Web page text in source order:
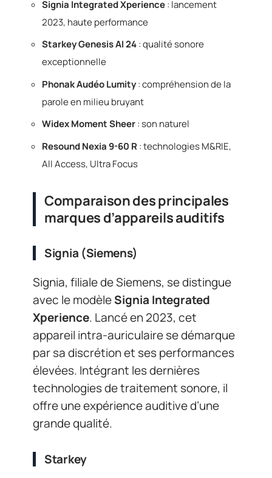
Signia Integrated Xperience: lancement
2023, haute performance
Starkey Genesis AI 24: qualité sonore
exceptionnelle
Phonak Audéo Lumity: compréhension de la
parole en milieu bruyant
Widex Moment Sheer: son naturel
Resound Nexia 9-60 R : technologies M&RIE,
All Access, Ultra Focus
Comparaison des principales
marques d’appareils auditifs
Signia (Siemens)
Signia, filiale de Siemens, se distingue
avec le modèleSignia Integrated
Xperience. Lancé en 2023, cet
appareil intra-auriculaire se démarque
par sa discrétion et ses performances
élevées. Intégrant les dernières
technologies de traitement sonore, il
offre une expérience auditive d’une
grande qualité.
Starkey